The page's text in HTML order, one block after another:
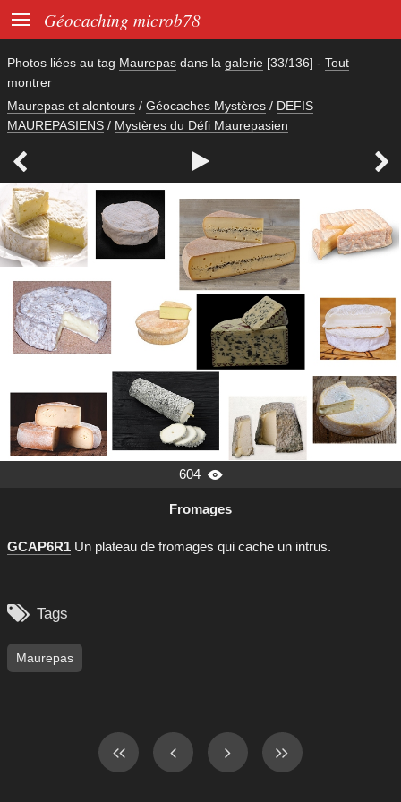
 Géocaching microb78
Photos liées au tag Maurepas dans la galerie [33/136] - Tout
montrer
Maurepas et alentours / Géocaches Mystères / DEFIS
MAUREPASIENS / Mystères du Défi Maurepasien
  
604 
Fromages
GCAP6R1 Un plateau de fromages qui cache un intrus.
 Tags
Maurepas